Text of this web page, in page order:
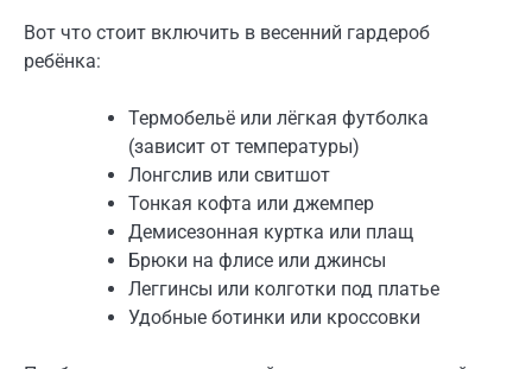
Вот что стоит включить в весенний гардероб
ребёнка:
Термобельё или лёгкая футболка
(зависит от температуры)
Лонгслив или свитшот
Тонкая кофта или джемпер
Демисезонная куртка или плащ
Брюки на флисе или джинсы
Леггинсы или колготки под платье
Удобные ботинки или кроссовки